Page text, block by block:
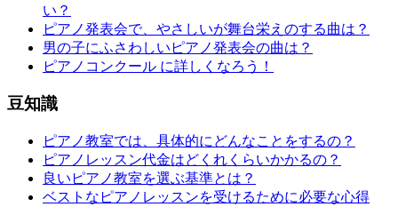
い？
ピアノ発表会で、やさしいが舞台栄えのする曲は？
男の子にふさわしいピアノ発表会の曲は？
ピアノコンクール に詳しくなろう！
豆知識
ピアノ教室では、具体的にどんなことをするの？
ピアノレッスン代金はどくれくらいかかるの？
良いピアノ教室を選ぶ基準とは？
ベストなピアノレッスンを受けるために必要な心得